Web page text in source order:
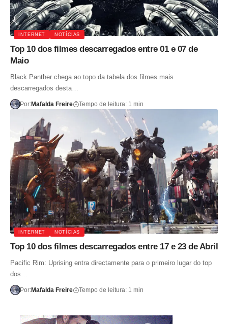
INTERNET NOTÍCIAS
Top 10 dos filmes descarregados entre 01 e 07 de
Maio
Black Panther chega ao topo da tabela dos filmes mais
descarregados desta…
Por:Mafalda Freire Tempo de leitura: 1 min
INTERNET NOTÍCIAS
Top 10 dos filmes descarregados entre 17 e 23 de Abril
Pacific Rim: Uprising entra directamente para o primeiro lugar do top
dos…
Por:Mafalda Freire Tempo de leitura: 1 min